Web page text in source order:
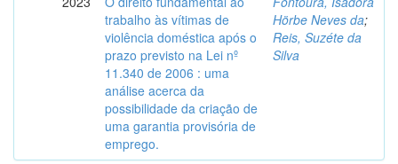
trabalho às vítimas de
violência doméstica após o
prazo previsto na Lei nº
11.340 de 2006 : uma
análise acerca da
possibilidade da criação de
uma garantia provisória de
emprego.
Hörbe Neves da;
Reis, Suzéte da
Silva